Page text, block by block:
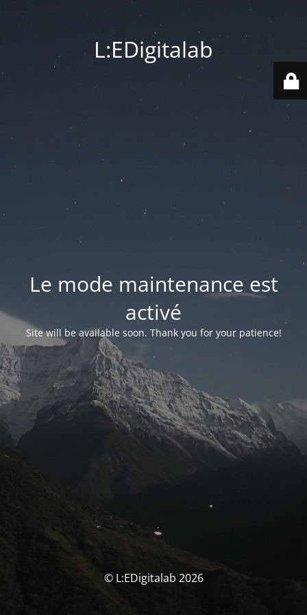
L:EDigitalab
Le mode maintenance est
activé
Site will be available soon. Thank you for your patience!
© L:EDigitalab 2026